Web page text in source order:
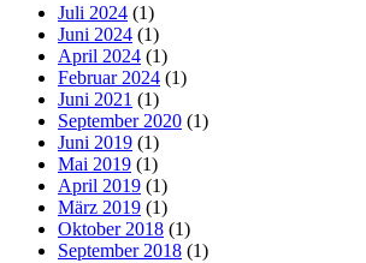
Juli 2024 (1)
Juni 2024 (1)
April 2024 (1)
Februar 2024 (1)
Juni 2021 (1)
September 2020 (1)
Juni 2019 (1)
Mai 2019 (1)
April 2019 (1)
März 2019 (1)
Oktober 2018 (1)
September 2018 (1)